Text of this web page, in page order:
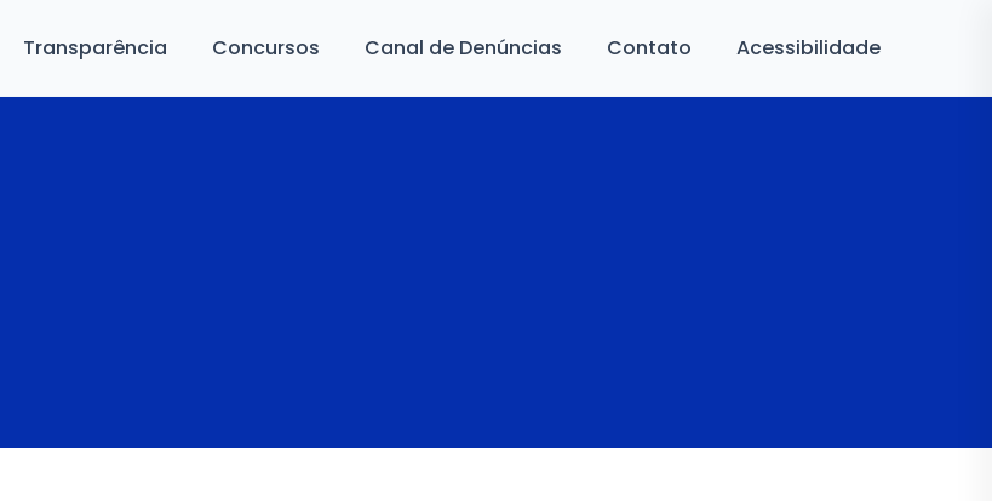
Transparência Concursos Canal de Denúncias Contato Acessibilidade